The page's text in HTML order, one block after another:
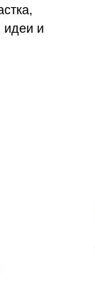
идеи и